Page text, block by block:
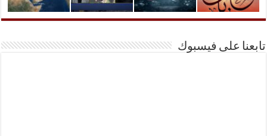
تابعنا على فيسبوك